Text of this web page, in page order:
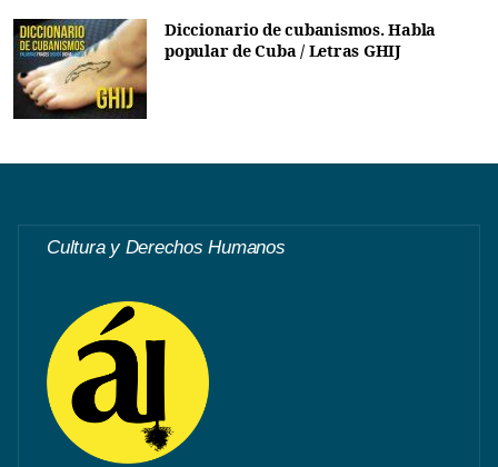
Diccionario de cubanismos. Habla
popular de Cuba / Letras GHIJ
Cultura y Derechos Humanos